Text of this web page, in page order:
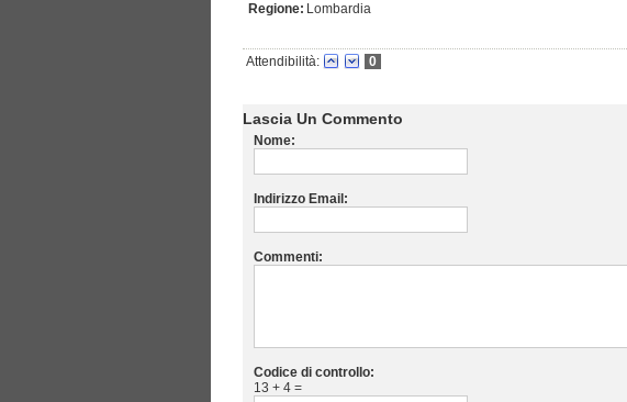
Regione: Lombardia
Attendibilità: 0
Lascia Un Commento
Nome:
Indirizzo Email:
Commenti:
Codice di controllo:
13 + 4 =